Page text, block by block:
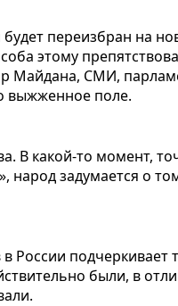
переизбран на
этому
Майдана, СМИ,
выжженное поле.
В какой-то момент,
народ задумается о
России подчеркивает
были, в